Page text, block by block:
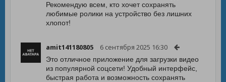
Рекомендую всем, кто хочет сохранять
любимые ролики на устройство без лишних
хлопот!
amit141180805 6 сентября 2025 16:30
Это отличное приложение для загрузки видео
из популярной соцсети! Удобный интерфейс,
быстрая работа и возможность сохранять